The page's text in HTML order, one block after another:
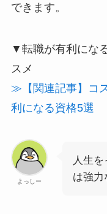
できます。
▼転職が有利にな
スメ
≫【関連記事】コ
利になる資格5選
よっしー
人生
は強力